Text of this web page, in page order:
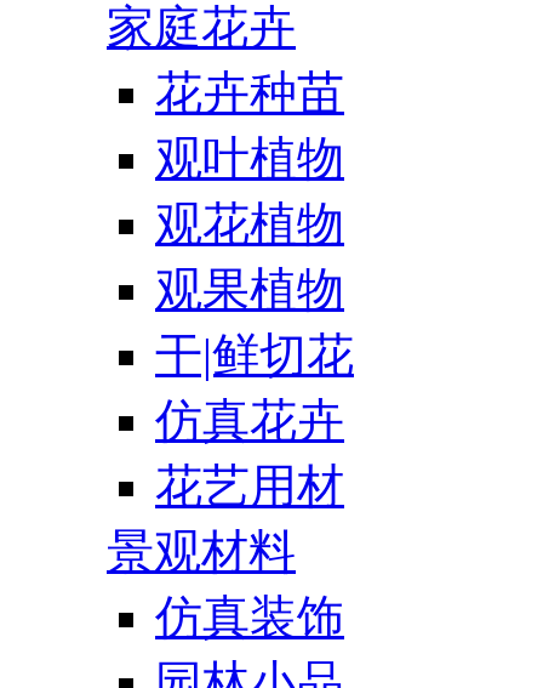
家庭花卉
花卉种苗
观叶植物
观花植物
观果植物
干|鲜切花
仿真花卉
花艺用材
景观材料
仿真装饰